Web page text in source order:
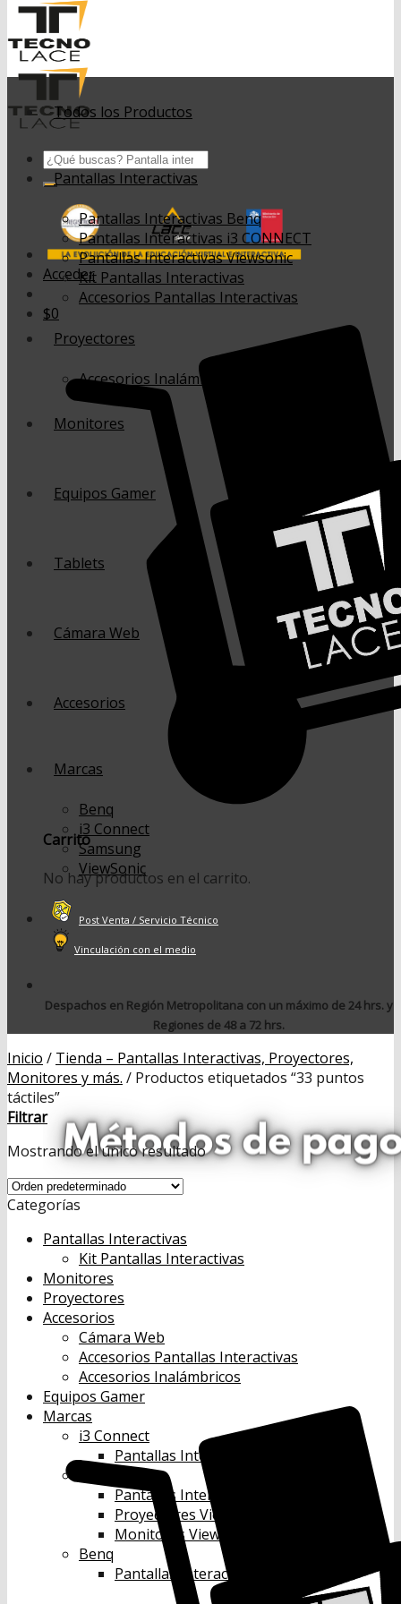
Buscar
por:
Acceder
$0
Carrito
No hay productos en el carrito.
Todos los Productos
Pantallas Interactivas
Pantallas Interactivas Benq
Pantallas Interactivas i3 CONNECT
Pantallas Interactivas Viewsonic
Kit Pantallas Interactivas
Accesorios Pantallas Interactivas
Proyectores
Accesorios Inalámbricos
Monitores
Equipos Gamer
Tablets
Cámara Web
Accesorios
Marcas
Benq
i3 Connect
Samsung
ViewSonic
Post Venta / Servicio Técnico
Vinculación con el medio
Despachos en Región Metropolitana con un máximo de 24 hrs. y
Regiones de 48 a 72 hrs.
Inicio / Tienda – Pantallas Interactivas, Proyectores,
Monitores y más. / Productos etiquetados “33 puntos
táctiles”
Filtrar
Mostrando el único resultado
Categorías
Pantallas Interactivas
Kit Pantallas Interactivas
Monitores
Proyectores
Accesorios
Cámara Web
Accesorios Pantallas Interactivas
Accesorios Inalámbricos
Equipos Gamer
Marcas
i3 Connect
Pantallas Interactivas i3 Connect
Pantallas Interactivas Viewsonic
Proyectores Viewsonic
Monitores Viewsonic
Benq
Pantallas Interactivas Benq